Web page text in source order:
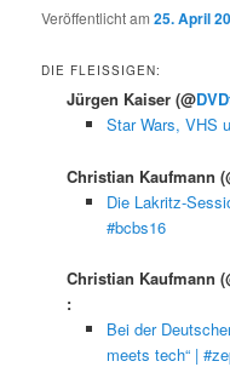
Veröffentlicht am25. April
DIE FLEISSIGEN:
Jürgen Kaiser(@
Star Wars, VHS
Christian Kaufmann
Die Lakritz-
#bcbs16
Christian Kaufmann
:
Bei der
meets tech“ |